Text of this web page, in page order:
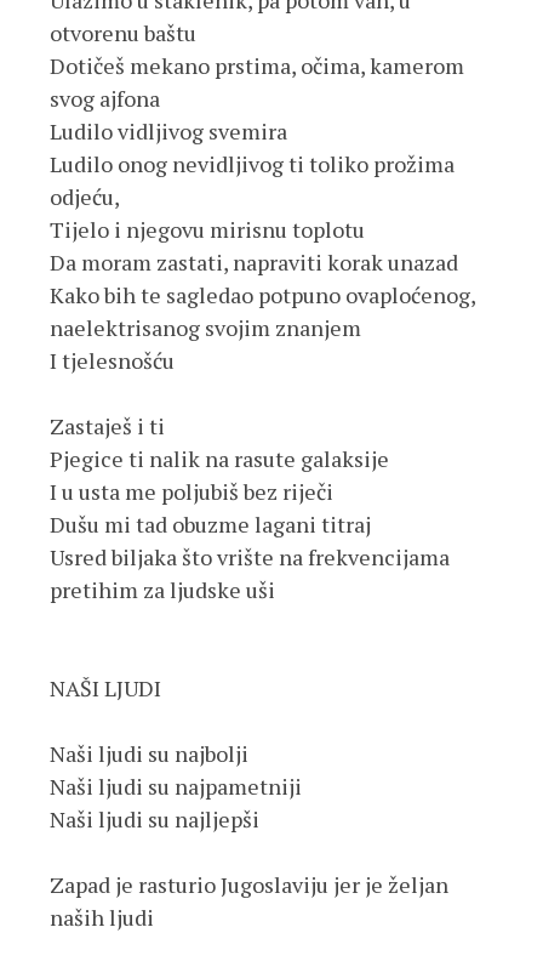
otvorenu baštu
Dotičeš mekano prstima, očima, kamerom
svog ajfona
Ludilo vidljivog svemira
Ludilo onog nevidljivog ti toliko prožima
odjeću,
Tijelo i njegovu mirisnu toplotu
Da moram zastati, napraviti korak unazad
Kako bih te sagledao potpuno ovaploćenog,
naelektrisanog svojim znanjem
I tjelesnošću
Zastaješ i ti
Pjegice ti nalik na rasute galaksije
I u usta me poljubiš bez riječi
Dušu mi tad obuzme lagani titraj
Usred biljaka što vrište na frekvencijama
pretihim za ljudske uši
NAŠI LJUDI
Naši ljudi su najbolji
Naši ljudi su najpametniji
Naši ljudi su najljepši
Zapad je rasturio Jugoslaviju jer je željan
naših ljudi